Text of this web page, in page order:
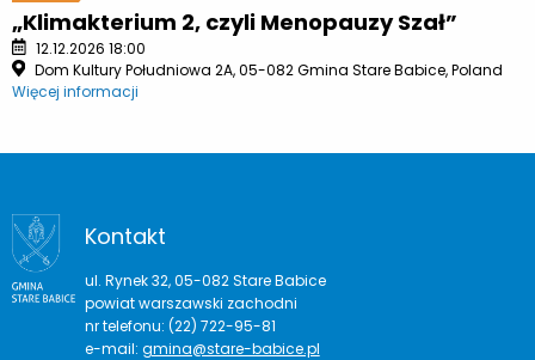
„Klimakterium 2, czyli Menopauzy Szał”
12.12.2026 18:00
Dom Kultury Południowa 2A, 05-082 Gmina Stare Babice, Poland
Więcej informacji
Kontakt
ul. Rynek 32, 05-082 Stare Babice
powiat warszawski zachodni
nr telefonu: (22) 722-95-81
e-mail: gmina@stare-babice.pl